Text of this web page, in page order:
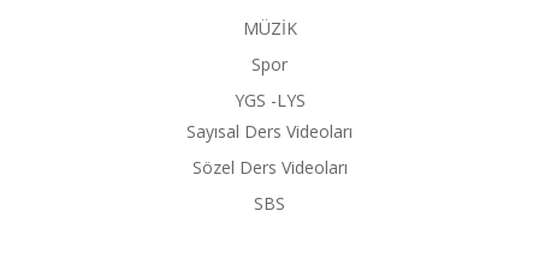
MÜZİK
Spor
YGS -LYS
Sayısal Ders Videoları
Sözel Ders Videoları
SBS